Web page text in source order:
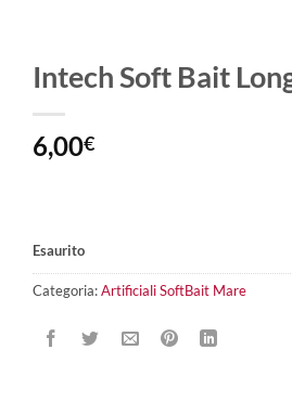
Intech Soft Bait
6,00€
Esaurito
Categoria:Artificiali SoftBait Mare